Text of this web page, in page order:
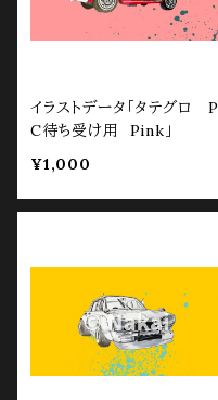
イラストデータ「タテグロ P
C待ち受け用 Pink」
¥1,000